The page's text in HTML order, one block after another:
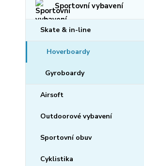
Sportovní vybavení
Skate & in-line
Hoverboardy
Gyroboardy
Airsoft
Outdoorové vybavení
Sportovní obuv
Cyklistika